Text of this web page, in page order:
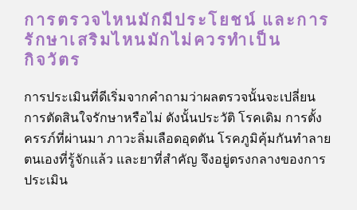
การตรวจไหนมักมีประโยชน์ และการ
รักษาเสริมไหนมักไม่ควรทำเป็น
กิจวัตร
การประเมินที่ดีเริ่มจากคำถามว่าผลตรวจนั้นจะเปลี่ยน
การตัดสินใจรักษาหรือไม่ ดังนั้นประวัติ โรคเดิม การตั้ง
ครรภ์ที่ผ่านมา ภาวะลิ่มเลือดอุดตัน โรคภูมิคุ้มกันทำลาย
ตนเองที่รู้จักแล้ว และยาที่สำคัญ จึงอยู่ตรงกลางของการ
ประเมิน